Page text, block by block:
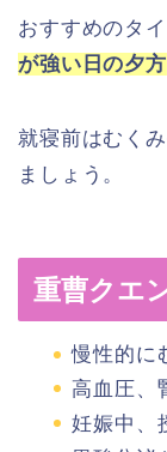
おすすめのタ
が強い日の夕方
就寝前はむく
ましょう。
重曹クエ
慢性的に
高血圧、
妊娠中、